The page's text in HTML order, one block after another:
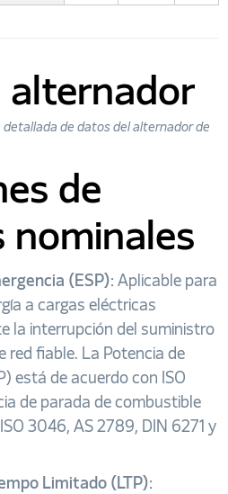
alternador
de datos del alternador de
de
nominales
(ESP): Aplicable para
a cargas eléctricas
la interrupción del suministro
red fiable. La Potencia de
está de acuerdo con ISO
de parada de combustible
3046, AS 2789, DIN 6271 y
Limitado (LTP):